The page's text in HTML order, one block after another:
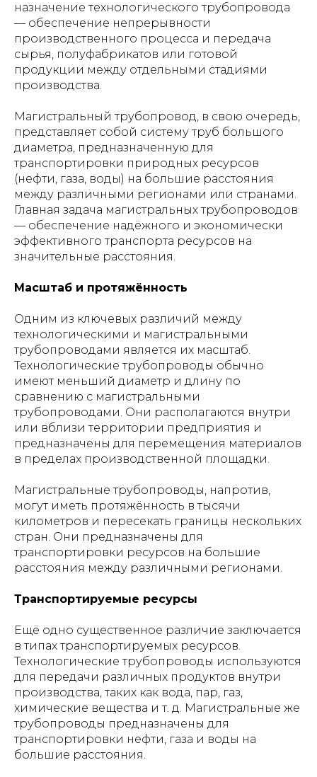
назначение технологического трубопровода
— обеспечение непрерывности
производственного процесса и передача
сырья, полуфабрикатов или готовой
продукции между отдельными стадиями
производства.
Магистральный трубопровод, в свою очередь,
представляет собой систему труб большого
диаметра, предназначенную для
транспортировки природных ресурсов
(нефти, газа, воды) на большие расстояния
между различными регионами или странами.
Главная задача магистральных трубопроводов
— обеспечение надёжного и экономически
эффективного транспорта ресурсов на
значительные расстояния.
Масштаб и протяжённость
Одним из ключевых различий между
технологическими и магистральными
трубопроводами является их масштаб.
Технологические трубопроводы обычно
имеют меньший диаметр и длину по
сравнению с магистральными
трубопроводами. Они располагаются внутри
или вблизи территории предприятия и
предназначены для перемещения материалов
в пределах производственной площадки.
Магистральные трубопроводы, напротив,
могут иметь протяжённость в тысячи
километров и пересекать границы нескольких
стран. Они предназначены для
транспортировки ресурсов на большие
расстояния между различными регионами.
Транспортируемые ресурсы
Ещё одно существенное различие заключается
в типах транспортируемых ресурсов.
Технологические трубопроводы используются
для передачи различных продуктов внутри
производства, таких как вода, пар, газ,
химические вещества и т. д. Магистральные же
трубопроводы предназначены для
транспортировки нефти, газа и воды на
большие расстояния.